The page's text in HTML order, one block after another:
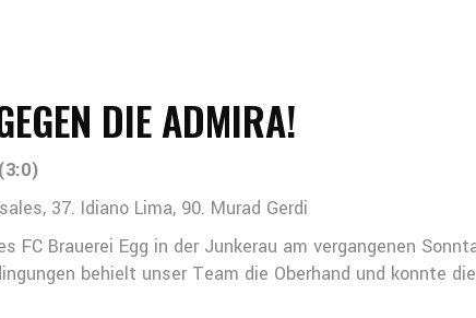
DIE ADMIRA!
37. Idiano Lima, 90. Murad Gerdi
FC Brauerei Egg in der Junkerau am vergangenen
behielt unser Team die Oberhand und konnte